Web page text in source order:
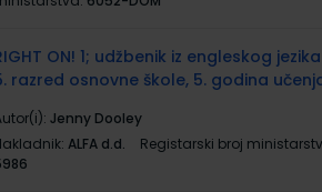
ON! 1; udžbenik iz engleskog
razred osnovne škole, 5. godina
Jenny Dooley
ALFA d.d.
Registarski broj